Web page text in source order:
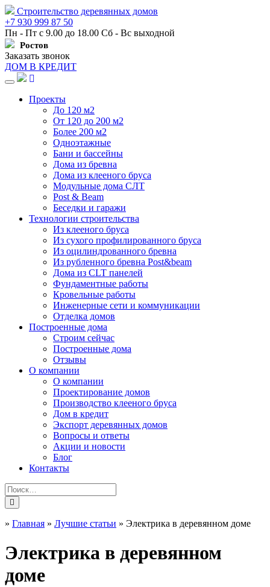
Строительство деревянных домов
+7 930 999 87 50
Пн - Пт с 9.00 до 18.00 Сб - Вс выходной
Ростов
Заказать звонок
ДОМ В КРЕДИТ
Навигация
Проекты
До 120 м2
От 120 до 200 м2
Более 200 м2
Одноэтажные
Бани и бассейны
Дома из бревна
Дома из клееного бруса
Модульные дома СЛТ
Post & Beam
Беседки и гаражи
Технологии строительства
Из клееного бруса
Из сухого профилированного бруса
Из оцилиндрованного бревна
Из рубленного бревна Post&beam
Дома из CLT панелей
Фундаментные работы
Кровельные работы
Инженерные сети и коммуникации
Отделка домов
Построенные дома
Строим сейчас
Построенные дома
Отзывы
О компании
О компании
Проектирование домов
Производство клееного бруса
Дом в кредит
Экспорт деревянных домов
Вопросы и ответы
Акции и новости
Блог
Контакты
» Главная » Лучшие статьи » Электрика в деревянном доме
Электрика в деревянном
доме